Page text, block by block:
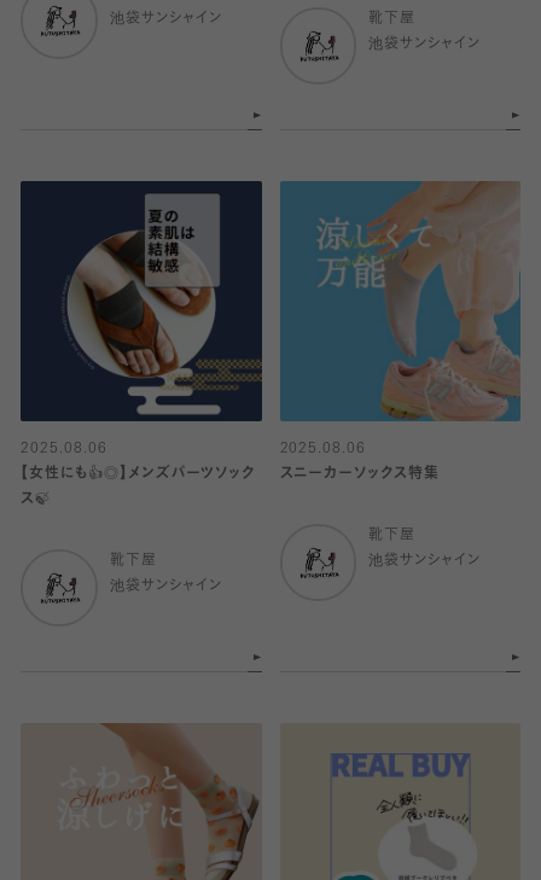
池袋サンシャイン
靴下屋
池袋サンシャイン
2025.08.06
【女性にも👍◎】メンズパーツソック
ス🍃
靴下屋
池袋サンシャイン
2025.08.06
スニーカーソックス特集
靴下屋
池袋サンシャイン